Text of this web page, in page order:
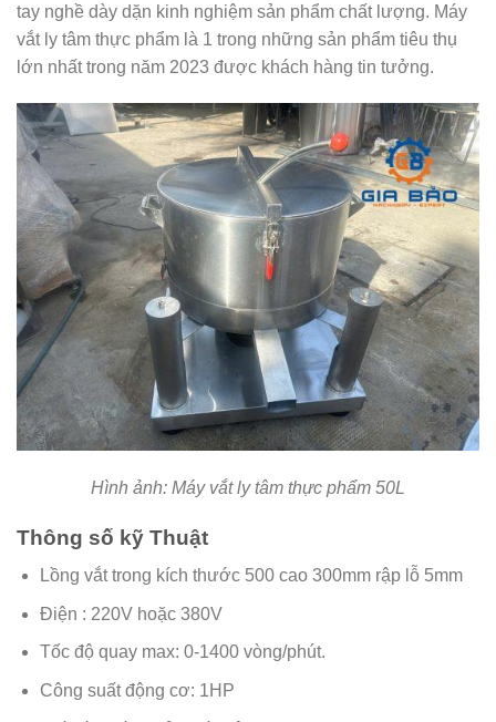
tay nghề dày dặn kinh nghiệm sản phẩm chất lượng. Máy
vắt ly tâm thực phẩm là 1 trong những sản phẩm tiêu thụ
lớn nhất trong năm 2023 được khách hàng tin tưởng.
Hình ảnh: Máy vắt ly tâm thực phẩm 50L
Thông số kỹ Thuật
Lồng vắt trong kích thước 500 cao 300mm rập lỗ 5mm
Điện : 220V hoặc 380V
Tốc độ quay max: 0-1400 vòng/phút.
Công suất động cơ: 1HP